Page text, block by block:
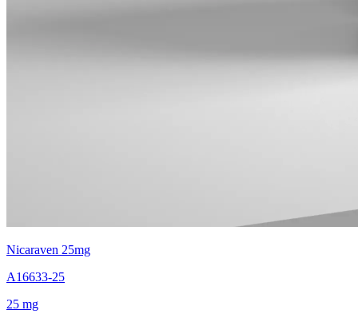
Nicaraven 25mg
A16633-25
25 mg